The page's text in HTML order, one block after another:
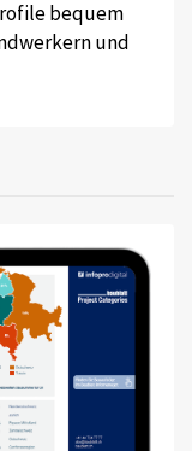
bequem
und